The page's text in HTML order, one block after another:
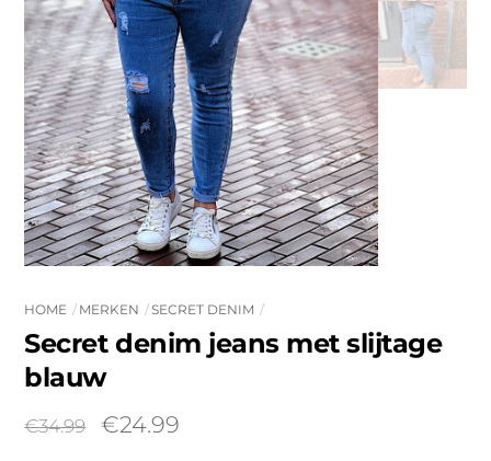
HOME MERKEN SECRET DENIM
Secret denim jeans met slijtage
blauw
€34.99
Oorspronkelijke
€24.99Huidige